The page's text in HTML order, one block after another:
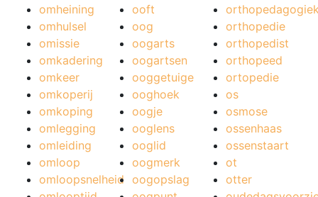
omheining
omhulsel
omissie
omkadering
omkeer
omkoperij
omkoping
omlegging
omleiding
omloop
omloopsnelheid
ooft
oog
oogarts
oogartsen
ooggetuige
ooghoek
oogje
ooglens
ooglid
oogmerk
oogopslag
orthopedie
orthopedist
orthopeed
ortopedie
os
osmose
ossenhaas
ossenstaart
ot
otter